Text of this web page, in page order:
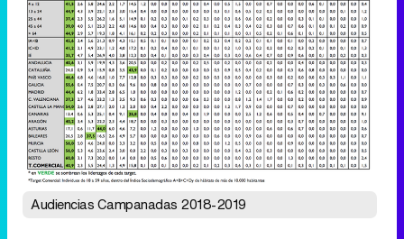
Audiencias Campanadas 2018-2019